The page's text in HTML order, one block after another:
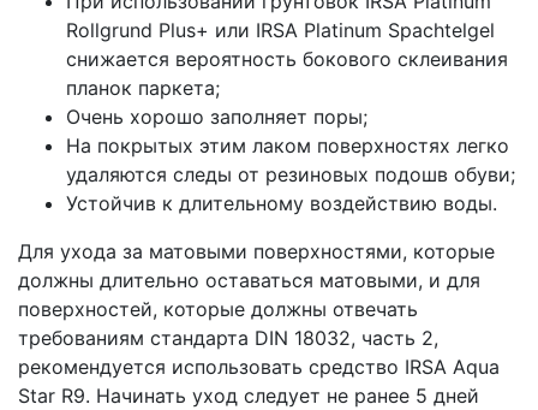
Rollgrund Plus+ или IRSA Platinum Spachtelgel
снижается вероятность бокового склеивания
планок паркета;
Очень хорошо заполняет поры;
На покрытых этим лаком поверхностях легко
удаляются следы от резиновых подошв обуви;
Устойчив к длительному воздействию воды.
Для ухода за матовыми поверхностями, которые
должны длительно оставаться матовыми, и для
поверхностей, которые должны отвечать
требованиям стандарта DIN 18032, часть 2,
рекомендуется использовать средство IRSA Aqua
Star R9. Начинать уход следует не ранее 5 дней